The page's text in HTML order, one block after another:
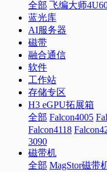
全部 飞编大师
蓝光库
AI服务器
磁带
融合通信
软件
工作站
存储专区
H3 eGPU拓展箱
全部 Falcon4005
Falcon4118
3090
磁带机
全部 MagStor磁带